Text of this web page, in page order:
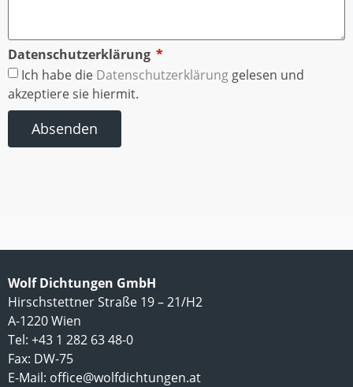
Datenschutzerklärung
Ich habe die Datenschutzerklärung gelesen und
akzeptiere sie hiermit.
Absenden
Wolf Dichtungen GmbH
Hirschstettner Straße 19 – 21/H2
A-1220 Wien
Tel: +43 1 282 63 48-0
Fax: DW-75
E-Mail: office@wolfdichtungen.at